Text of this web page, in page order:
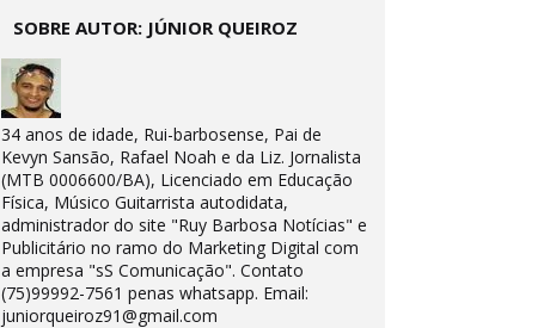
SOBRE AUTOR: JÚNIOR QUEIROZ
34 anos de idade, Rui-barbosense, Pai de
Kevyn Sansão, Rafael Noah e da Liz. Jornalista
(MTB 0006600/BA), Licenciado em Educação
Física, Músico Guitarrista autodidata,
administrador do site "Ruy Barbosa Notícias" e
Publicitário no ramo do Marketing Digital com
a empresa "sS Comunicação". Contato
(75)99992-7561 penas whatsapp. Email:
juniorqueiroz91@gmail.com